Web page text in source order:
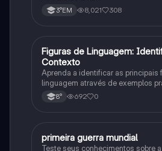
3°EM 8,021 308
FPortuguês
Figuras de Linguagem:
Contexto
Aprenda a identificar as principais
linguagem através de exemplos
8° 692 0
História
primeira guerra mundial
Teste seus conhecimentos sobre